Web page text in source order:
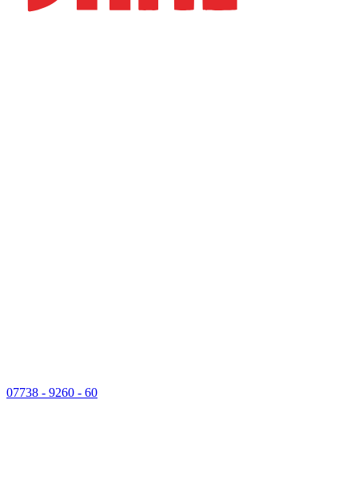
07738 - 9260 - 60